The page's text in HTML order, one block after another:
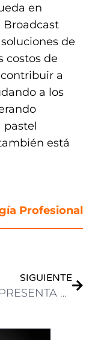
en
Broadcast
de
costos de
a
a los
pastel
está
Profesional
SIGUIENTE
STYPE PRESENTA SOLUCIONES DE REALIDAD VIRTUAL Y EXTENDIDA CON IA EN NAB SHOW